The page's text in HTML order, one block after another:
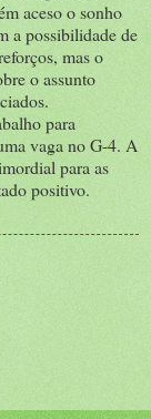
aceso o sonho
a possibilidade de
mas o
o assunto
para
vaga no G-4. A
para as
positivo.